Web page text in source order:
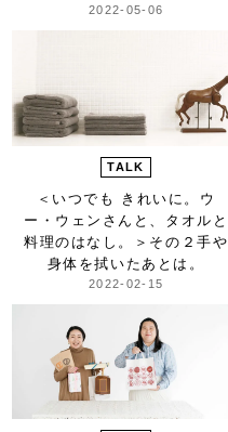
2022-05-06
TALK
＜いつでも きれいに。ウ
ー・ウェンさんと、タオルと
料理のはなし。＞ その２手や
身体を拭いたあとは。
2022-02-15